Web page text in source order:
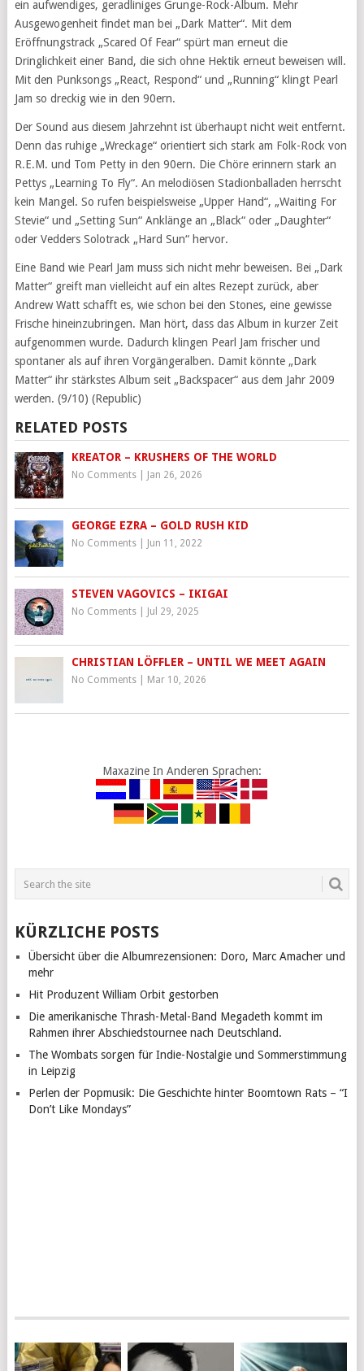
ein aufwendiges, geradliniges Grunge-Rock-Album. Mehr
Ausgewogenheit findet man bei „Dark Matter“. Mit dem
Eröffnungstrack „Scared Of Fear“ spürt man erneut die
Dringlichkeit einer Band, die sich ohne Hektik erneut beweisen will.
Mit den Punksongs „React, Respond“ und „Running“ klingt Pearl
Jam so dreckig wie in den 90ern.
Der Sound aus diesem Jahrzehnt ist überhaupt nicht weit entfernt.
Denn das ruhige „Wreckage“ orientiert sich stark am Folk-Rock von
R.E.M. und Tom Petty in den 90ern. Die Chöre erinnern stark an
Pettys „Learning To Fly“. An melodiösen Stadionballaden herrscht
kein Mangel. So rufen beispielsweise „Upper Hand“, „Waiting For
Stevie“ und „Setting Sun“ Anklänge an „Black“ oder „Daughter“
oder Vedders Solotrack „Hard Sun“ hervor.
Eine Band wie Pearl Jam muss sich nicht mehr beweisen. Bei „Dark
Matter“ greift man vielleicht auf ein altes Rezept zurück, aber
Andrew Watt schafft es, wie schon bei den Stones, eine gewisse
Frische hineinzubringen. Man hört, dass das Album in kurzer Zeit
aufgenommen wurde. Dadurch klingen Pearl Jam frischer und
spontaner als auf ihren Vorgängeralben. Damit könnte „Dark
Matter“ ihr stärkstes Album seit „Backspacer“ aus dem Jahr 2009
werden. (9/10) (Republic)
RELATED POSTS
KREATOR – KRUSHERS OF THE WORLD
No Comments| Jan 26, 2026
GEORGE EZRA – GOLD RUSH KID
No Comments| Jun 11, 2022
STEVEN VAGOVICS – IKIGAI
No Comments| Jul 29, 2025
CHRISTIAN LÖFFLER – UNTIL WE MEET AGAIN
No Comments| Mar 10, 2026
Maxazine In Anderen Sprachen:
KÜRZLICHE POSTS
Übersicht über die Albumrezensionen: Doro, Marc Amacher und
mehr
Hit Produzent William Orbit gestorben
Die amerikanische Thrash-Metal-Band Megadeth kommt im
Rahmen ihrer Abschiedstournee nach Deutschland.
The Wombats sorgen für Indie-Nostalgie und Sommerstimmung
in Leipzig
Perlen der Popmusik: Die Geschichte hinter Boomtown Rats – “I
Don’t Like Mondays”